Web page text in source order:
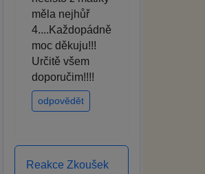
měla nejhůř
4....Každopádně
moc děkuju!!!
Určitě všem
doporučim!!!!
odpovědět
Reakce Zkoušek